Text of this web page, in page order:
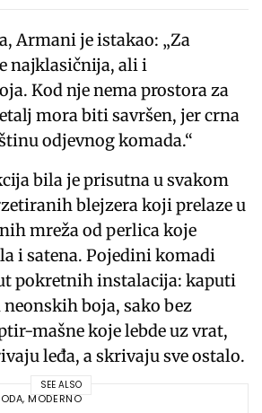
Armani je istakao: „Za
najklasičnija, ali i
Kod nje nema prostora za
mora biti savršen, jer crna
odjevnog komada.“
bila je prisutna u svakom
blejzera koji prelaze u
mreža od perlica koje
i satena. Pojedini komadi
pokretnih instalacija: kaputi
boja, sako bez
mašne koje lebde uz vrat,
leđa, a skrivaju sve ostalo.
SEE ALSO
,MODERNO